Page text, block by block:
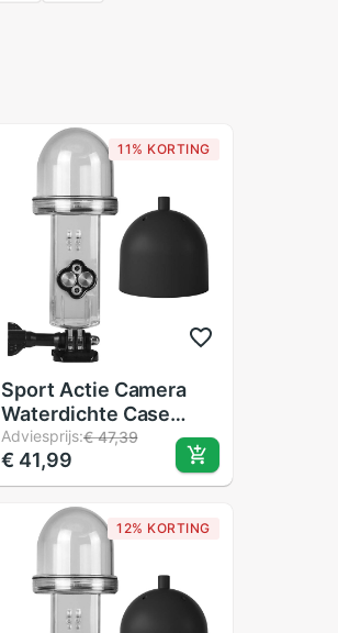
11% KORTING
Sport Actie Camera
Waterdichte Case
Voor Dji Osmo Pocket
Behuizing Case Shell
Duiken 60M Methode
Van Samenwerking In
Adviesprijs:€ 47,39
€ 41,99
12% KORTING